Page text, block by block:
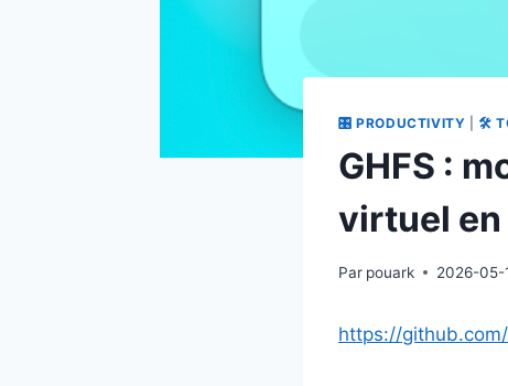
🎛 PRODUCTIVITY 🛠
GHFS :
virtuel en
Par pouark 2026-05-
https://